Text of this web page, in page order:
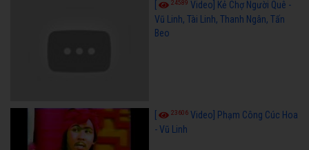
24589 Video] Kẻ Chợ Người Quê -
Vũ Linh, Tài Linh, Thanh Ngân, Tấn
Beo
23606 Video] Phạm Công Cúc Hoa
- Vũ Linh